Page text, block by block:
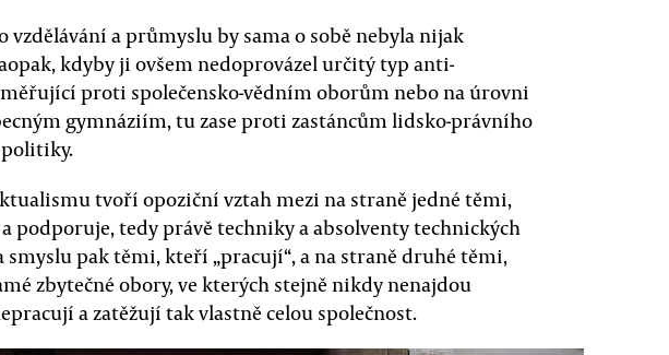
vzdělávání a průmyslu by sama o sobě nebyla nijak
kdyby ji ovšem nedoprovázel určitý typ anti-
proti společensko-vědním oborům nebo na úrovni
gymnáziím, tu zase proti zastáncům lidsko-právního
tvoří opoziční vztah mezi na straně jedné těmi,
podporuje, tedy právě techniky a absolventy technických
pak těmi, kteří „pracují“, a na straně druhé těmi,
zbytečné obory, ve kterých stejně nikdy nenajdou
a zatěžují tak vlastně celou společnost.